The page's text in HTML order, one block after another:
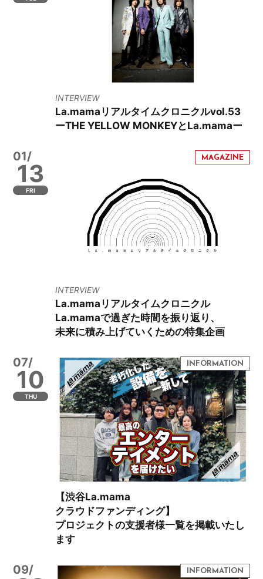
INTERVIEW
La.mamaリアルタイムクロニクルvol.53
ーTHE YELLOW MONKEYとLa.mamaー
01/
13
FRI
INTERVIEW
La.mamaリアルタイムクロニクル
La.mamaで過ぎた時間を振り返り、
未来に積み上げていくための特集企画
07/
10
THU
【渋谷La.mama
クラウドファンディング】
プロジェクトの支援者様一覧を掲載いたし
ます
09/